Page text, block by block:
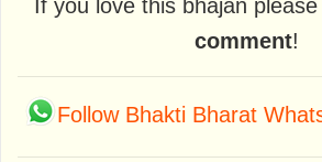
If you love this bhajan please
comment!
Follow Bhakti Bharat